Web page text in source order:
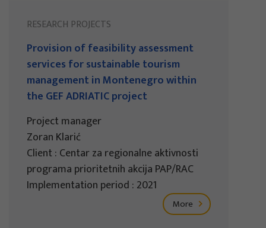
RESEARCH PROJECTS
Provision of feasibility assessment
services for sustainable tourism
management in Montenegro within
the GEF ADRIATIC project
Project manager
Zoran Klarić
Client : Centar za regionalne aktivnosti
programa prioritetnih akcija PAP/RAC
Implementation period : 2021
More